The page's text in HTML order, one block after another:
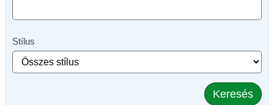
Stílus
Keresés